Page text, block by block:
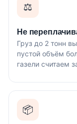
⚖️
Не
Груз до 2 тонн
пустой объём
газели считаем
📦